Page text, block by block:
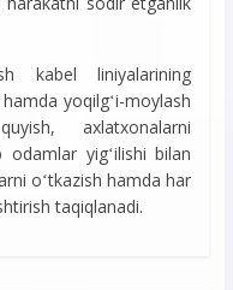
kabel liniyalarining
yoqilgʻi-moylash
axlatxonalarni
odamlar yigʻilishi bilan
oʻtkazish hamda har
taqiqlanadi.